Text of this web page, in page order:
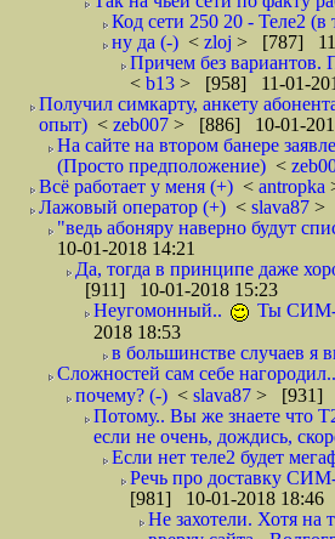
Код сети 250 20 - Теле2
ну да (-) < zloj > [787]
Причем без вариантов.
< b13 > [958] 11-01-
Получил симкарту, анкету
опыт) < zeb007 > [886] 10-01-
На сайте на втором банере
(Просто предположение) <
Всё работает у меня (+) < antropka
Лажовый оператор (+) < slava87 >
"ведь абоняру наверно будут
10-01-2018 14:21
Да, тогда в принципе даже
[911] 10-01-2018 15:23
Неугомонный..
Ты СИМ-
2018 18:53
в большинстве случаев я
Сложностей сам себе
почему? (-) < slava87 > [931]
Потому.. Вы же знаете что
если не очень, дождись,
Если нет теле2 будет
Речь про доставку
[981] 10-01-2018 18:46
Не захотели. Хотя на